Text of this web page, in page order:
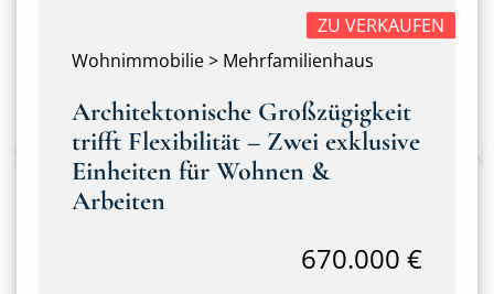
Wohnimmobilie > Mehrfamilienhaus
ZU VERKAUFEN
Architektonische Großzügigkeit
trifft Flexibilität – Zwei exklusive
Einheiten für Wohnen &
Arbeiten
670.000 €